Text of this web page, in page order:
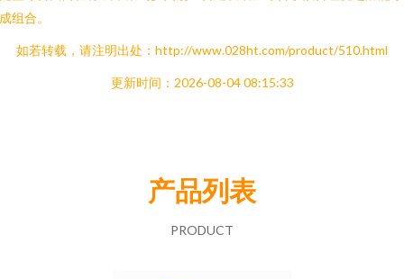
组合。
如若转载，请注明出处：http://www.028ht.com/product/510.html
更新时间：2026-08-04 08:15:33
产品列表
PRODUCT